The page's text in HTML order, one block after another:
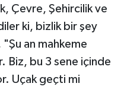
Çevre, Şehircilik ve
ki, bizlik bir şey
an mahkeme
Biz, bu 3 sene içinde
Uçak geçti mi